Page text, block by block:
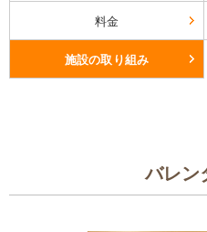
料金
施設の取り組み
バレン